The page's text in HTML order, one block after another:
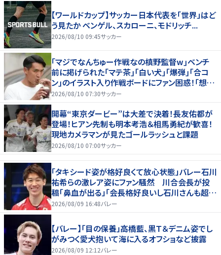
【ワールドカップ】サッカー日本代表を「世界」はど
う見たか ベンゲル、スカローニ、モドリッチ...
2026/08/10 09:45サッカー
｢マジでなんちゅー作戦なの槙野監督w｣ベンチ
前に掲げられた｢マテ茶｣｢白い犬｣｢爆弾｣｢合コ
ン｣のイラスト入り作戦ボードにファン困惑！｢想像
よりデカくて吹いた｣
2026/08/10 07:30サッカー
開幕“東京ダービー”は大差で決着！長友佑都が
登場！ヒアン先制も明本考浩＆相馬勇紀が歓喜！
現地カメラマンが見たゴールラッシュと課題
2026/08/10 07:00サッカー
「タキシード姿が格好良くて放心状態」バレー石川
祐希らの激レア姿にファン騒然 川合会長が投
稿「鼻血が出る」「会長格好良いし石川さんも超格
好いい」
2026/08/09 16:48バレー
【バレー】「目の保養」高橋藍、黒Ｔ＆デニム姿でし
がみつく愛犬抱いて海に入るオフショなど披露
2026/08/09 12:12バレー